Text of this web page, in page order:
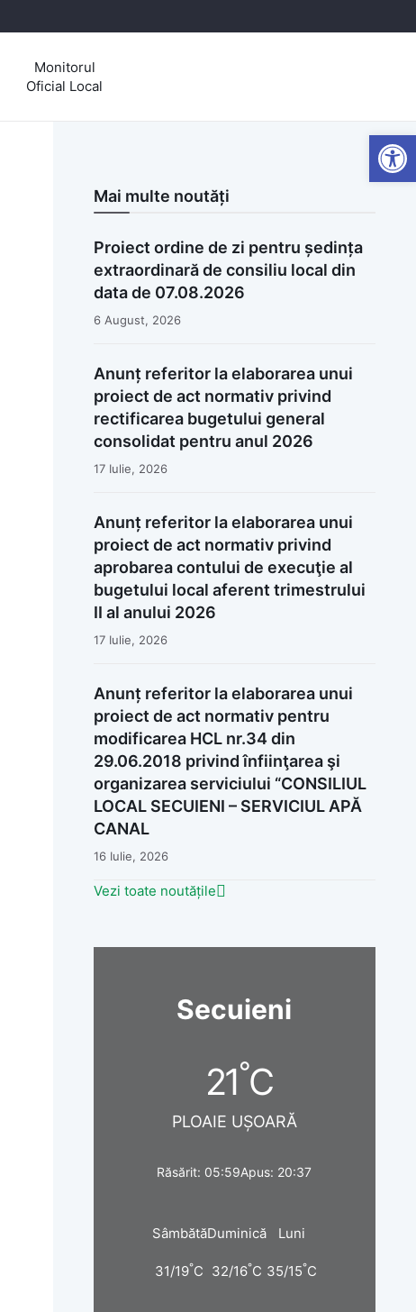
Monitorul
Oficial Local
Mai multe noutăți
Proiect ordine de zi pentru ședința
extraordinară de consiliu local din
data de 07.08.2026
6 August, 2026
Anunț referitor la elaborarea unui
proiect de act normativ privind
rectificarea bugetului general
consolidat pentru anul 2026
17 Iulie, 2026
Anunț referitor la elaborarea unui
proiect de act normativ privind
aprobarea contului de execuţie al
bugetului local aferent trimestrului
II al anului 2026
17 Iulie, 2026
Anunț referitor la elaborarea unui
proiect de act normativ pentru
modificarea HCL nr.34 din
29.06.2018 privind înfiinţarea şi
organizarea serviciului “CONSILIUL
LOCAL SECUIENI – SERVICIUL APĂ
CANAL
16 Iulie, 2026
Vezi toate noutățile
Secuieni
21°C
PLOAIE UȘOARĂ
Răsărit: 05:59Apus: 20:37
Sâmbătă
31/19°C
Duminică
32/16°C
Luni
35/15°C